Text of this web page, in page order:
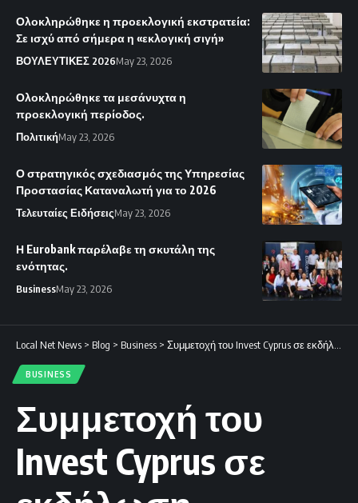
Ολοκληρώθηκε η προεκλογική εκστρατεία:
Σε ισχύ από σήμερα η «εκλογική σιγή»
ΒΟΥΛΕΥΤΙΚΕΣ 2026May 23, 2026
Ολοκληρώθηκε τα μεσάνυχτα η
προεκλογική περίοδος.
ΠολιτικήMay 23, 2026
Ο στρατηγικός σχεδιασμός της Υπηρεσίας
Προστασίας Καταναλωτή για το 2026
Τελευταίες ΕιδήσειςMay 23, 2026
Η Eurobank παρέλαβε τη σκυτάλη της
ενότητας.
BusinessMay 23, 2026
Local Net News > Blog > Business > Συμμετοχή του Invest Cyprus σε εκδήλωση στρογγυλής τραπέζης στο Λονδίνο
BUSINESS
Συμμετοχή του
Invest Cyprus σε